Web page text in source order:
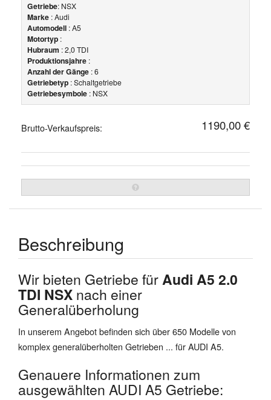
Getriebe: NSX
Marke : Audi
Automodell : A5
Motortyp :
Hubraum : 2,0 TDI
Produktionsjahre :
Anzahl der Gänge : 6
Getriebetyp : Schaltgetriebe
Getriebesymbole : NSX
Brutto-Verkaufspreis: 1190,00 €
Beschreibung
Wir bieten Getriebe fürAudi A5 2.0
TDI NSX nach einer
Generalüberholung
In unserem Angebot befinden sich über 650 Modelle von
komplex generalüberholten Getrieben ... für AUDI A5.
Genauere Informationen zum
ausgewählten AUDI A5 Getriebe: